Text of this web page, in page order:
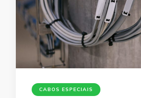
CABOS ESPECIAIS